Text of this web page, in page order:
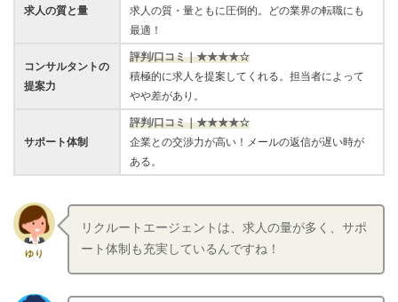
求人の質と量
求人の質・量ともに圧倒的。どの業界の転職にも
最適！
コンサルタントの
提案力
評判/口コミ｜★★★★☆
積極的に求人を提案してくれる。担当者によって
やや差があり。
サポート体制
評判/口コミ｜★★★★☆
企業との交渉力が高い！メールの返信が遅い時が
ある。
ゆり
リクルートエージェントは、求人の量が多く、サポ
ート体制も充実しているんですね！